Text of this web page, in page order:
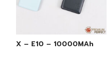
AX – E10 – 10000MAh